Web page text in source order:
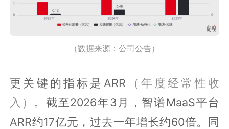
（数据来源：公司公告）
更关键的指标是ARR （年度经常性收
入） 。截至2026年3月，智谱MaaS平台
ARR约17亿元，过去一年增长约60倍。同